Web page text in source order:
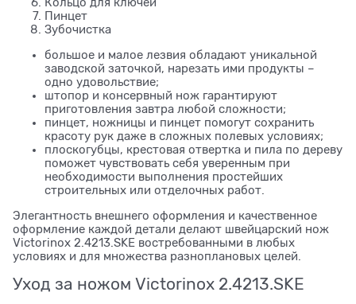
Пинцет
Зубочистка
большое и малое лезвия обладают уникальной
заводской заточкой, нарезать ими продукты –
одно удовольствие;
штопор и консервный нож гарантируют
приготовления завтра любой сложности;
пинцет, ножницы и пинцет помогут сохранить
красоту рук даже в сложных полевых условиях;
плоскогубцы, крестовая отвертка и пила по дереву
поможет чувствовать себя уверенным при
необходимости выполнения простейших
строительных или отделочных работ.
Элегантность внешнего оформления и качественное
оформление каждой детали делают швейцарский нож
Victorinox 2.4213.SKE востребованными в любых
условиях и для множества разноплановых целей.
Уход за ножом Victorinox 2.4213.SKE